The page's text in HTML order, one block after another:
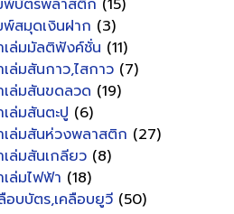
พ์บัตรพลาสติก (15)
พ์สมุดเงินฝาก (3)
เล่มมัลติฟังค์ชั่น (11)
เล่มสันกาว,ไสกาว (7)
เล่มสันขดลวด (19)
เล่มสันตะปู (6)
เล่มสันห่วงพลาสติก (27)
เล่มสันเกลียว (8)
เล่มไฟฟ้า (18)
อบบัตร,เคลือบยูวี (50)